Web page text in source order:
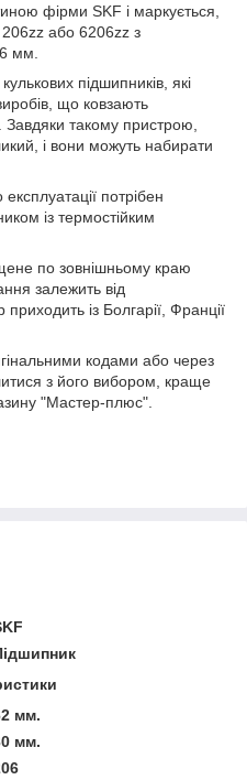
фірми SKF і маркується,
206zz або 6206zz з
мм.
підшипників, які
що ковзають
такому пристрою,
і вони можуть набирати
потрібен
із термостійким
по зовнішньому краю
залежить від
із Болгарії, Франції
кодами або через
з його вибором, краще
"Мастер-плюс".
мм.
мм.